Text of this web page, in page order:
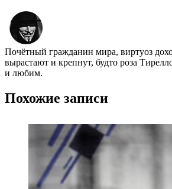
Почётный гражданин мира, виртуоз
вырастают и крепнут, будто роза
и любим.
Похожие записи